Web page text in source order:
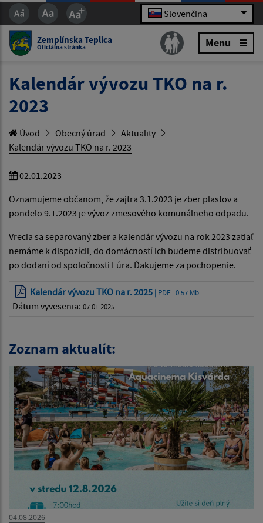
Slovenčina
Zemplínska Teplica
Oficiálna stránka Menu
Kalendár vývozu TKO na r.
2023
Úvod Obecný úrad
Aktuality
Kalendár vývozu TKO na r. 2023
02.01.2023
Oznamujeme občanom, že zajtra 3.1.2023 je zber plastov a
pondelo 9.1.2023 je vývoz zmesového komunálneho odpadu.
Vrecia sa separovaný zber a kalendár vývozu na rok 2023 zatiaľ
nemáme k dispozícii, do domácností ich budeme distribuovať
po dodaní od spoločnosti Fúra. Ďakujeme za pochopenie.
Kalendár vývozu TKO na r. 2025 | PDF | 0.57 Mb
Dátum vyvesenia: 07.01.2025
Zoznam aktualít:
04.08.2026